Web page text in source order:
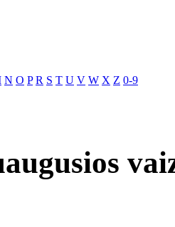
N O P R S T U V W X Z 0-9